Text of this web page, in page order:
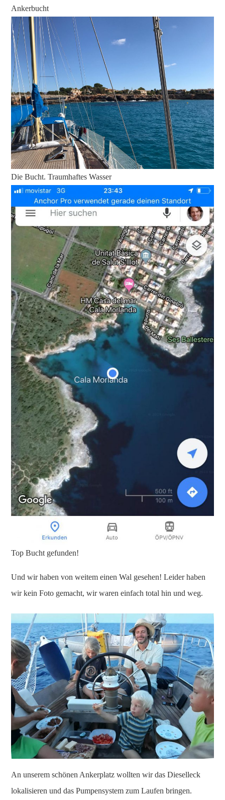
Ankerbucht
Die Bucht. Traumhaftes Wasser
Top Bucht gefunden!
Und wir haben von weitem einen Wal gesehen! Leider haben
wir kein Foto gemacht, wir waren einfach total hin und weg.
An unserem schönen Ankerplatz wollten wir das Dieselleck
lokalisieren und das Pumpensystem zum Laufen bringen.